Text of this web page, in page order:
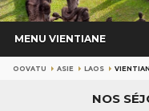
MENU VIENTIANE
OOVATU ASIE LAOS
NOS